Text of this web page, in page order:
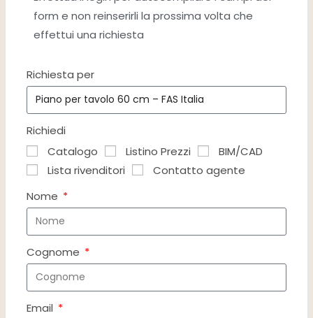
form e non reinserirli la prossima volta che
effettui una richiesta
Richiesta per
Richiedi
Catalogo
Listino Prezzi
BIM/CAD
Lista rivenditori
Contatto agente
Nome
Cognome
Email